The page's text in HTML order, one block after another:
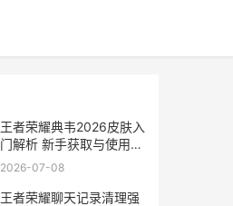
王者荣耀典韦2026皮肤入
门解析 新手获取与使用指
南
2026-07-08
王者荣耀聊天记录清理强